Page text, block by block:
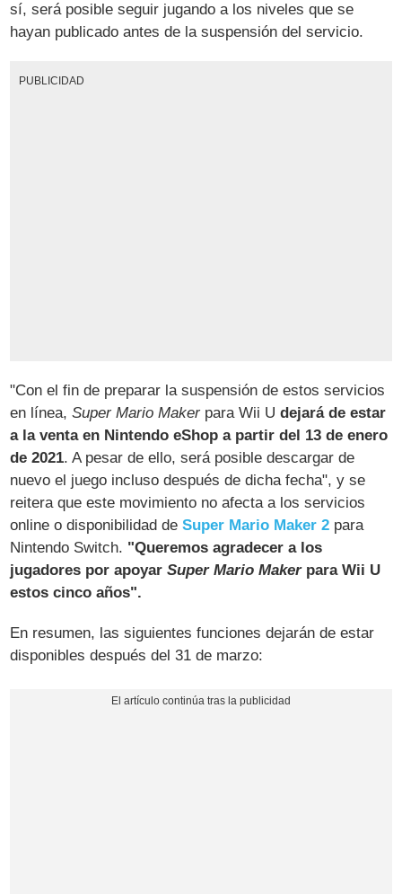
sí, será posible seguir jugando a los niveles que se
hayan publicado antes de la suspensión del servicio.
PUBLICIDAD
"Con el fin de preparar la suspensión de estos servicios
en línea,Super Mario Makerpara Wii Udejará de estar
a la venta en Nintendo eShop a partir del 13 de enero
de 2021. A pesar de ello, será posible descargar de
nuevo el juego incluso después de dicha fecha", y se
reitera que este movimiento no afecta a los servicios
online o disponibilidad deSuper Mario Maker 2 para
Nintendo Switch. "Queremos agradecer a los
jugadores por apoyarSuper Mario Makerpara Wii U
estos cinco años".
En resumen, las siguientes funciones dejarán de estar
disponibles después del 31 de marzo: